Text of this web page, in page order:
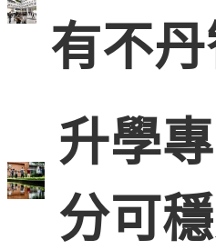
有不
升學
分可